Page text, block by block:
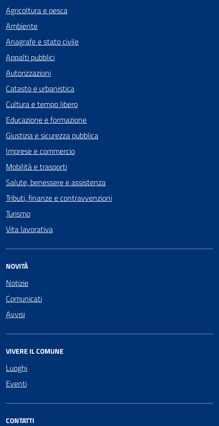
Agricoltura e pesca
Ambiente
Anagrafe e stato civile
Appalti pubblici
Autorizzazioni
Catasto e urbanistica
Cultura e tempo libero
Educazione e formazione
Giustizia e sicurezza pubblica
Imprese e commercio
Mobilità e trasporti
Salute, benessere e assistenza
Tributi, finanze e contravvenzioni
Turismo
Vita lavorativa
NOVITÀ
Notizie
Comunicati
Avvisi
VIVERE IL COMUNE
Luoghi
Eventi
CONTATTI